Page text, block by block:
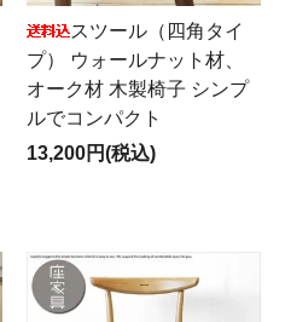
スツール（四角タイ
プ） ウォールナット材、
オーク材 木製椅子 シンプ
ルでコンパクト
13,200円(税込)